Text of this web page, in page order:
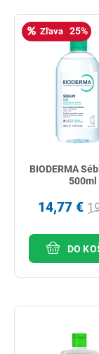
Zľava 25%
BIODERMA
500ml
14,77 €
DO